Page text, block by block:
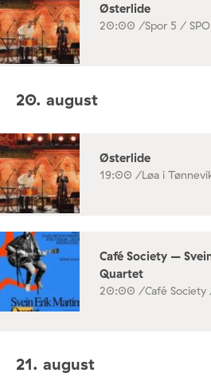
Østerlide
20:00 /Spor 5 /
20. august
Østerlide
19:00 /Løa i
Café Society –
Quartet
20:00 /Café
21. august